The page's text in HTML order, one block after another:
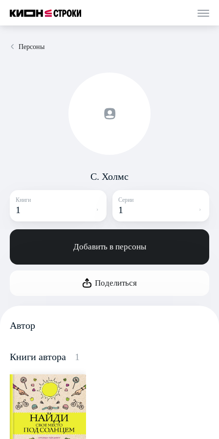
Персоны
С. Холмс
Книги
1
Серии
1
Добавить в персоны
Поделиться
Автор
Книги автора 1